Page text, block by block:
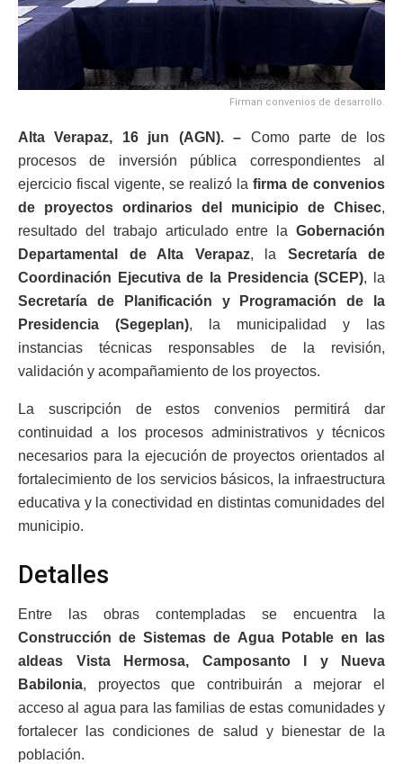
Firman convenios de desarrollo.
Alta Verapaz, 16 jun (AGN). – Como parte de los
procesos de inversión pública correspondientes al
ejercicio fiscal vigente, se realizó la firma de convenios
de proyectos ordinarios del municipio de Chisec,
resultado del trabajo articulado entre la Gobernación
Departamental de Alta Verapaz, la Secretaría de
Coordinación Ejecutiva de la Presidencia (SCEP), la
Secretaría de Planificación y Programación de la
Presidencia (Segeplan), la municipalidad y las
instancias técnicas responsables de la revisión,
validación y acompañamiento de los proyectos.
La suscripción de estos convenios permitirá dar
continuidad a los procesos administrativos y técnicos
necesarios para la ejecución de proyectos orientados al
fortalecimiento de los servicios básicos, la infraestructura
educativa y la conectividad en distintas comunidades del
municipio.
Detalles
Entre las obras contempladas se encuentra la
Construcción de Sistemas de Agua Potable en las
aldeas Vista Hermosa, Camposanto I y Nueva
Babilonia, proyectos que contribuirán a mejorar el
acceso al agua para las familias de estas comunidades y
fortalecer las condiciones de salud y bienestar de la
población.